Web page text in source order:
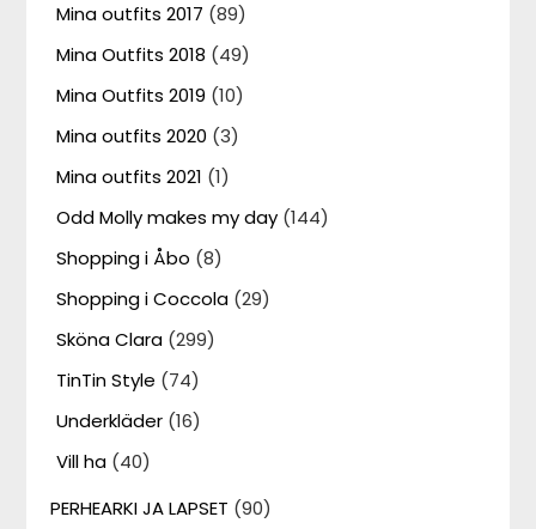
Mina outfits 2017 (89)
Mina Outfits 2018 (49)
Mina Outfits 2019 (10)
Mina outfits 2020 (3)
Mina outfits 2021 (1)
Odd Molly makes my day (144)
Shopping i Åbo (8)
Shopping i Coccola (29)
Sköna Clara (299)
TinTin Style (74)
Underkläder (16)
Vill ha (40)
PERHEARKI JA LAPSET (90)